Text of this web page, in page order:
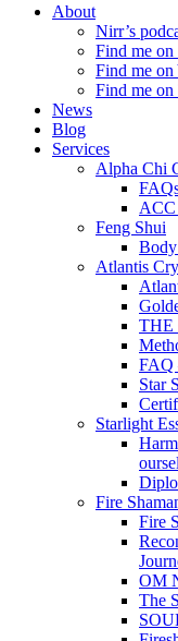
About
Nirr’s
Find me on
Find me on
Find me
News
Blog
Services
Alpha Chi
ACC
Feng Shui
Atlantis
THE
FAQ
Star
Starlight
Fire
Fire
OM
The